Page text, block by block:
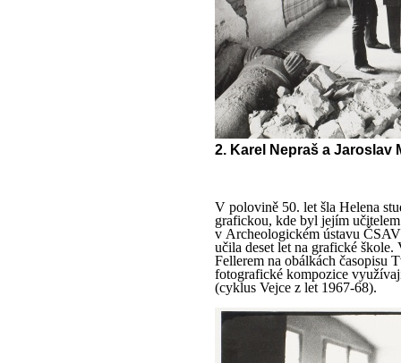
2. Karel Nepraš a Jaroslav
V polovině 50. let šla Helena
grafickou, kde byl jejím
v Archeologickém ústavu
učila deset let na grafické
Fellerem na obálkách časopisu
fotografické kompozice
(cyklus Vejce z let 1967-68).